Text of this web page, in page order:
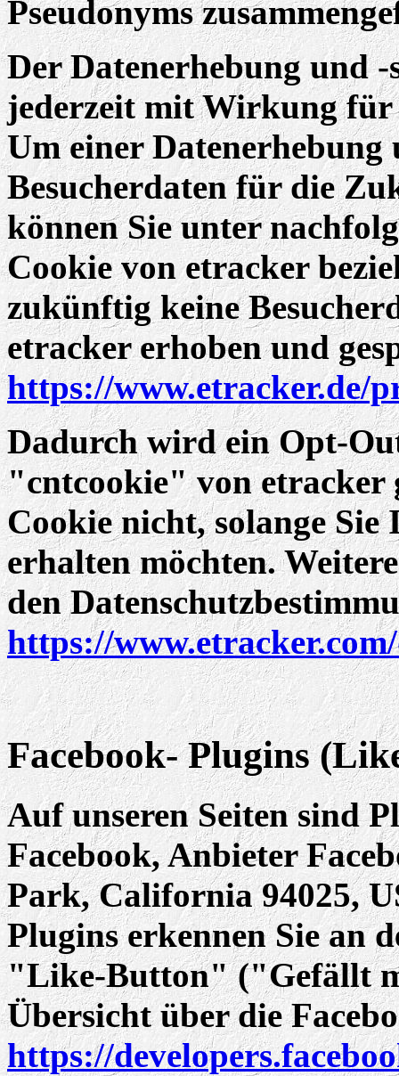
Pseudonyms
Der Datenerhebung und
jederzeit mit Wirkung
Um einer
Besucherdaten für die
können Sie unter
Cookie von etracker
zukünftig keine
etracker erhoben und
https://www.etracker.de/
Dadurch wird ein Opt-
"cntcookie" von etracker
Cookie nicht, solange
erhalten möchten.
den
https://
Facebook- Plugins
Auf unseren Seiten sind
Facebook, Anbieter
Park, California 94025,
Plugins erkennen Sie an
"Like-Button" ("Gefällt
Übersicht über die
https://